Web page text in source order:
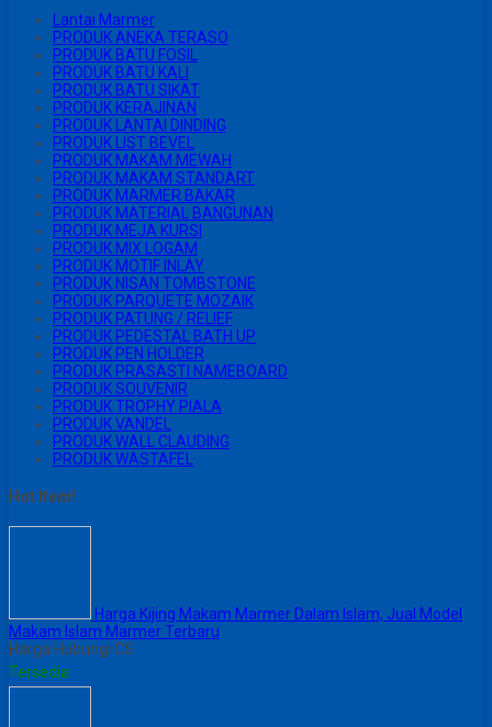
Lantai Marmer
PRODUK ANEKA TERASO
PRODUK BATU FOSIL
PRODUK BATU KALI
PRODUK BATU SIKAT
PRODUK KERAJINAN
PRODUK LANTAI DINDING
PRODUK LIST BEVEL
PRODUK MAKAM MEWAH
PRODUK MAKAM STANDART
PRODUK MARMER BAKAR
PRODUK MATERIAL BANGUNAN
PRODUK MEJA KURSI
PRODUK MIX LOGAM
PRODUK MOTIF INLAY
PRODUK NISAN TOMBSTONE
PRODUK PARQUETE MOZAIK
PRODUK PATUNG / RELIEF
PRODUK PEDESTAL BATH UP
PRODUK PEN HOLDER
PRODUK PRASASTI NAMEBOARD
PRODUK SOUVENIR
PRODUK TROPHY PIALA
PRODUK VANDEL
PRODUK WALL CLAUDING
PRODUK WASTAFEL
Hot Item!
Harga Kijing Makam Marmer Dalam Islam, Jual Model
Makam Islam Marmer Terbaru
Harga Hubungi CS
Tersedia